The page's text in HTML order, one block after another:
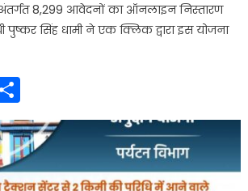
अंतर्गत 8,299 आवेदनों का ऑनलाइन निस्तारण
पुष्कर सिंह धामी ने एक क्लिक द्वारा इस योजना